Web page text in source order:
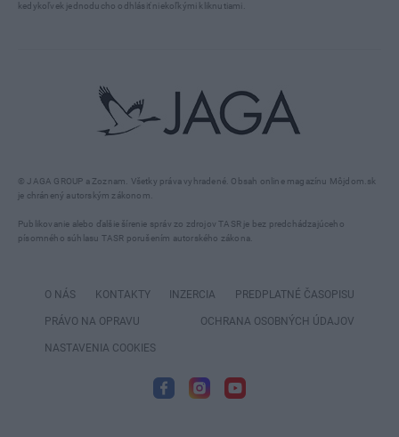
© JAGA GROUP a Zoznam. Všetky práva vyhradené. Obsah online magazínu Môjdom.sk
je chránený autorským zákonom.
Publikovanie alebo ďalšie šírenie správ zo zdrojov TASR je bez predchádzajúceho
písomného súhlasu TASR porušením autorského zákona.
kedykoľvek jednoducho odhlásiť niekoľkými kliknutiami.
O NÁS KONTAKTY INZERCIA PREDPLATNÉ ČASOPISU
PRÁVO NA OPRAVU OCHRANA OSOBNÝCH ÚDAJOV
NASTAVENIA COOKIES